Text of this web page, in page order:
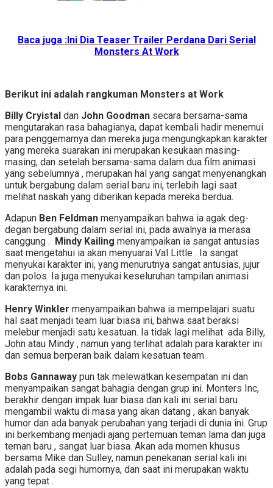
Baca juga :Ini Dia Teaser Trailer Perdana Dari Serial
Monsters At Work
Berikut ini adalah rangkuman Monsters at Work
Billy Cryistal dan John Goodman secara bersama-sama
mengutarakan rasa bahagianya, dapat kembali hadir menemui
para penggemarnya dan mereka juga mengungkapkan karakter
yang mereka suarakan ini merupakan kesukaan masing-
masing, dan setelah bersama-sama dalam dua film animasi
yang sebelumnya , merupakan hal yang sangat menyenangkan
untuk bergabung dalam serial baru ini, terlebih lagi saat
melihat naskah yang diberikan kepada mereka berdua.
Adapun Ben Feldman menyampaikan bahwa ia agak deg-
degan bergabung dalam serial ini, pada awalnya ia merasa
canggung . Mindy Kailing menyampaikan ia sangat antusias
saat mengetahui ia akan menyuarai Val Little . Ia sangat
menyukai karakter ini, yang menurutnya sangat antusias, jujur
dan polos. Ia juga menyukai keseluruhan tampilan animasi
karakternya ini.
Henry Winkler menyampaikan bahwa ia mempelajari suatu
hal saat menjadi team luar biasa ini, bahwa saat beraksi
melebur menjadi satu kesatuan. Ia tidak lagi melihat ada Billy,
John atau Mindy , namun yang terlihat adalah para karakter ini
dan semua berperan baik dalam kesatuan team.
Bobs Gannaway pun tak melewatkan kesempatan ini dan
menyampaikan sangat bahagia dengan grup ini. Monters Inc,
berakhir dengan impak luar biasa dan kali ini serial baru
mengambil waktu di masa yang akan datang , akan banyak
humor dan ada banyak perubahan yang terjadi di dunia ini. Grup
ini berkembang menjadi ajang pertemuan teman lama dan juga
teman baru , sangat luar biasa. Akan ada momen khusus
bersama Mike dan Sulley, namun penekanan serial kali ini
adalah pada segi humornya, dan saat ini merupakan waktu
yang tepat .